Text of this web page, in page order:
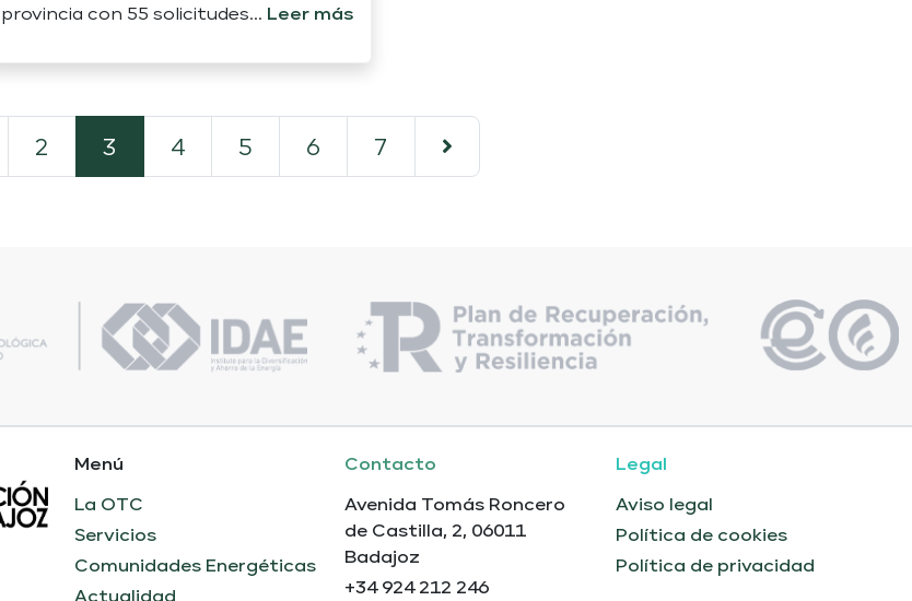
provincia con 55 solicitudes... Leer más
2 3 4 5 6 7
Menú
La OTC
Servicios
Comunidades Energéticas
Actualidad
Contacto
Avenida Tomás Roncero
de Castilla, 2, 06011
Badajoz
+34 924 212 246
Legal
Aviso legal
Política de cookies
Política de privacidad